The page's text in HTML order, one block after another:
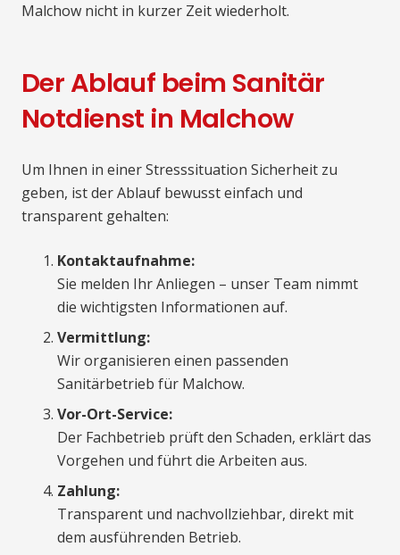
Malchow nicht in kurzer Zeit wiederholt.
Der Ablauf beim Sanitär
Notdienst in Malchow
Um Ihnen in einer Stresssituation Sicherheit zu
geben, ist der Ablauf bewusst einfach und
transparent gehalten:
Kontaktaufnahme:
Sie melden Ihr Anliegen – unser Team nimmt
die wichtigsten Informationen auf.
Vermittlung:
Wir organisieren einen passenden
Sanitärbetrieb für Malchow.
Vor-Ort-Service:
Der Fachbetrieb prüft den Schaden, erklärt das
Vorgehen und führt die Arbeiten aus.
Zahlung:
Transparent und nachvollziehbar, direkt mit
dem ausführenden Betrieb.